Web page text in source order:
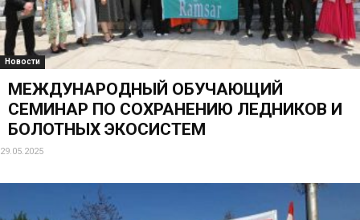
Новости
МЕЖДУНАРОДНЫЙ ОБУЧАЮЩИЙ
СЕМИНАР ПО СОХРАНЕНИЮ ЛЕДНИКОВ И
БОЛОТНЫХ ЭКОСИСТЕМ
29.05.2025